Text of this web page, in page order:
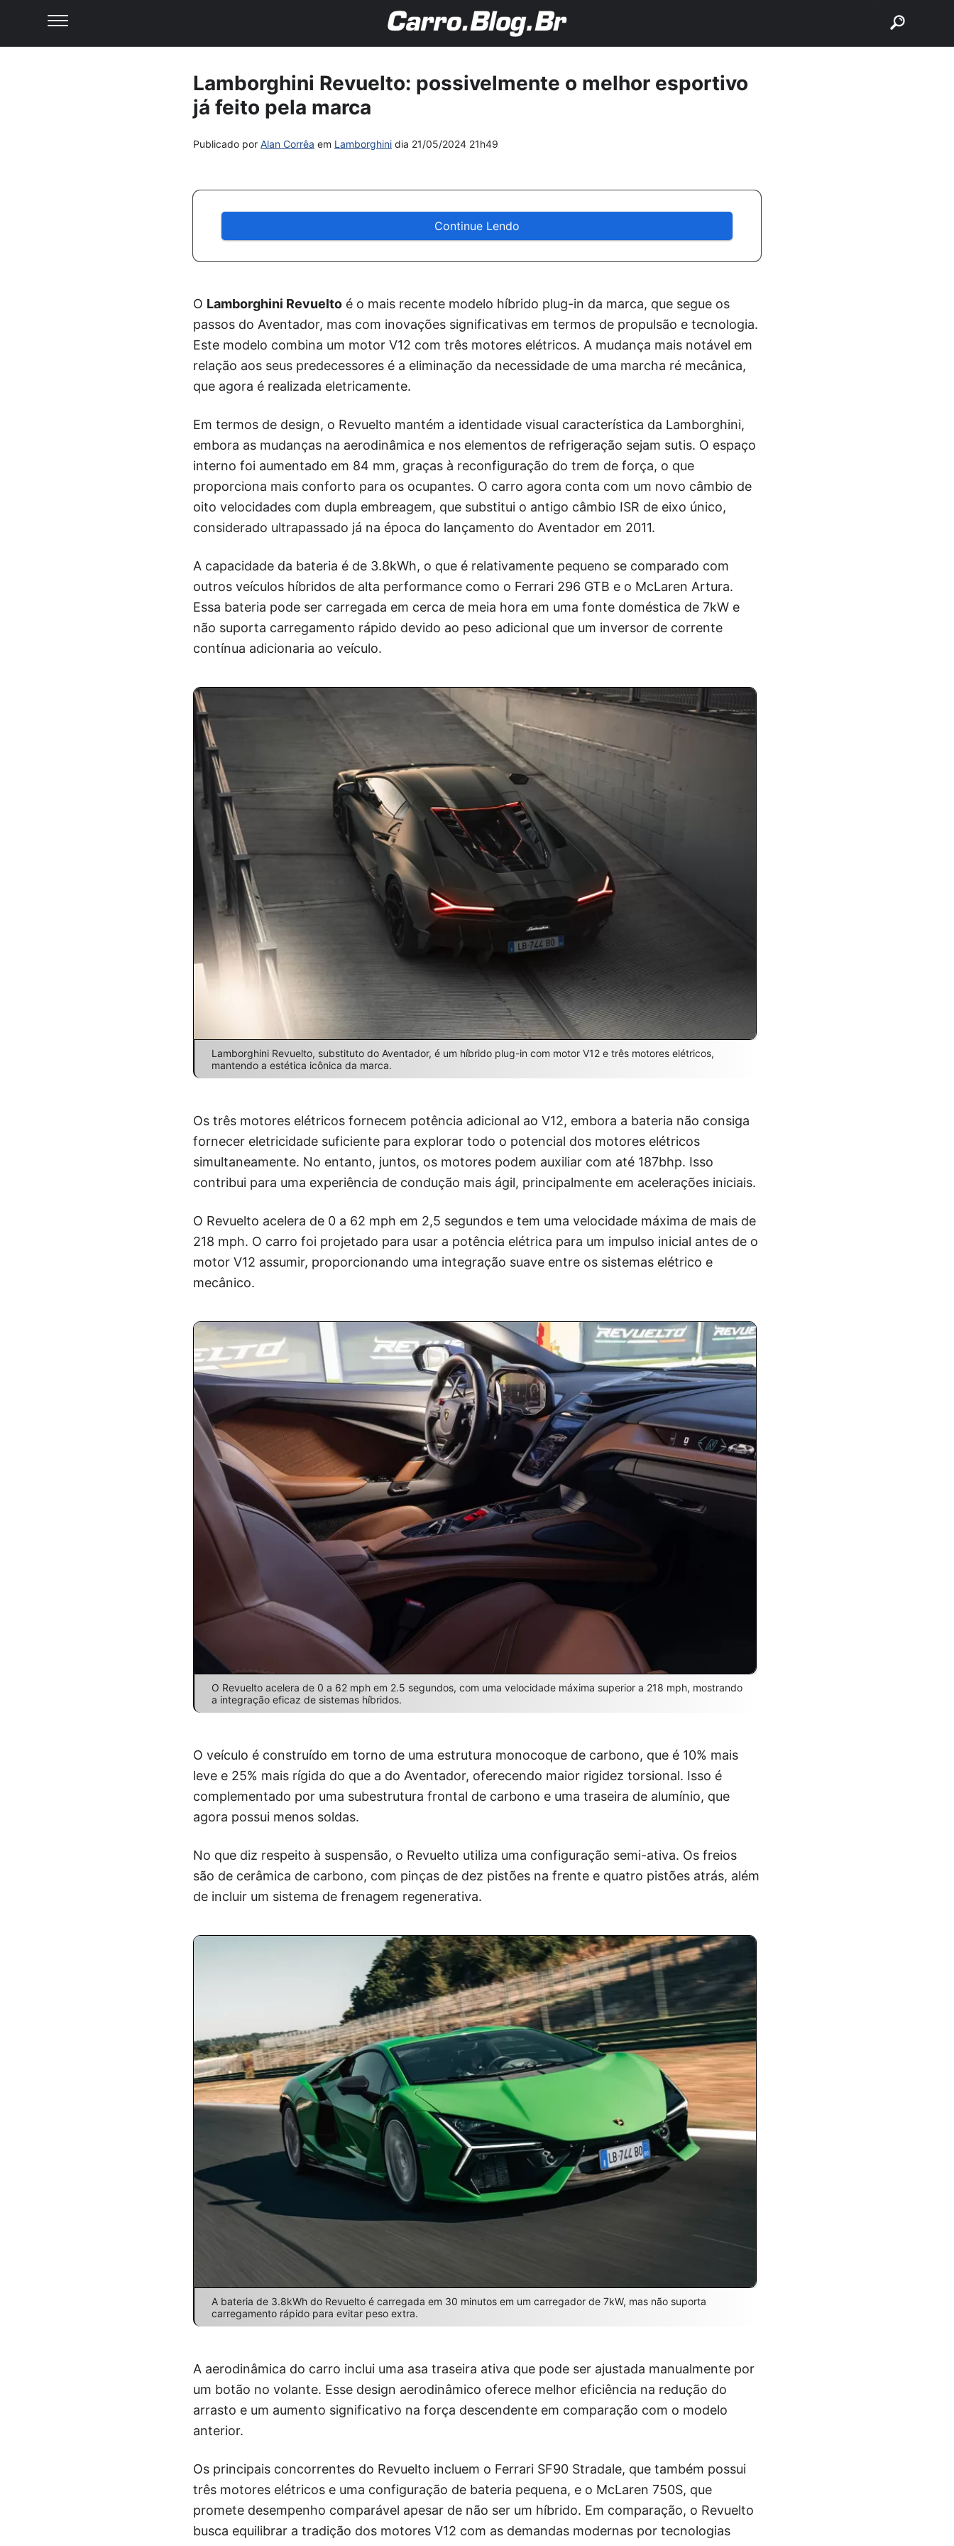
Lamborghini Revuelto: possivelmente o melhor esportivo
já feito pela marca
Publicado por Alan Corrêa em Lamborghini dia 21/05/2024 21h49
Continue Lendo
O Lamborghini Revuelto é o mais recente modelo híbrido plug-in da marca, que segue os
passos do Aventador, mas com inovações significativas em termos de propulsão e tecnologia.
Este modelo combina um motor V12 com três motores elétricos. A mudança mais notável em
relação aos seus predecessores é a eliminação da necessidade de uma marcha ré mecânica,
que agora é realizada eletricamente.
Em termos de design, o Revuelto mantém a identidade visual característica da Lamborghini,
embora as mudanças na aerodinâmica e nos elementos de refrigeração sejam sutis. O espaço
interno foi aumentado em 84 mm, graças à reconfiguração do trem de força, o que
proporciona mais conforto para os ocupantes. O carro agora conta com um novo câmbio de
oito velocidades com dupla embreagem, que substitui o antigo câmbio ISR de eixo único,
considerado ultrapassado já na época do lançamento do Aventador em 2011.
A capacidade da bateria é de 3.8kWh, o que é relativamente pequeno se comparado com
outros veículos híbridos de alta performance como o Ferrari 296 GTB e o McLaren Artura.
Essa bateria pode ser carregada em cerca de meia hora em uma fonte doméstica de 7kW e
não suporta carregamento rápido devido ao peso adicional que um inversor de corrente
contínua adicionaria ao veículo.
Lamborghini Revuelto, substituto do Aventador, é um híbrido plug-in com motor V12 e três motores elétricos,
mantendo a estética icônica da marca.
Os três motores elétricos fornecem potência adicional ao V12, embora a bateria não consiga
fornecer eletricidade suficiente para explorar todo o potencial dos motores elétricos
simultaneamente. No entanto, juntos, os motores podem auxiliar com até 187bhp. Isso
contribui para uma experiência de condução mais ágil, principalmente em acelerações iniciais.
O Revuelto acelera de 0 a 62 mph em 2,5 segundos e tem uma velocidade máxima de mais de
218 mph. O carro foi projetado para usar a potência elétrica para um impulso inicial antes de o
motor V12 assumir, proporcionando uma integração suave entre os sistemas elétrico e
mecânico.
O Revuelto acelera de 0 a 62 mph em 2.5 segundos, com uma velocidade máxima superior a 218 mph, mostrando
a integração eficaz de sistemas híbridos.
O veículo é construído em torno de uma estrutura monocoque de carbono, que é 10% mais
leve e 25% mais rígida do que a do Aventador, oferecendo maior rigidez torsional. Isso é
complementado por uma subestrutura frontal de carbono e uma traseira de alumínio, que
agora possui menos soldas.
No que diz respeito à suspensão, o Revuelto utiliza uma configuração semi-ativa. Os freios
são de cerâmica de carbono, com pinças de dez pistões na frente e quatro pistões atrás, além
de incluir um sistema de frenagem regenerativa.
A bateria de 3.8kWh do Revuelto é carregada em 30 minutos em um carregador de 7kW, mas não suporta
carregamento rápido para evitar peso extra.
A aerodinâmica do carro inclui uma asa traseira ativa que pode ser ajustada manualmente por
um botão no volante. Esse design aerodinâmico oferece melhor eficiência na redução do
arrasto e um aumento significativo na força descendente em comparação com o modelo
anterior.
Os principais concorrentes do Revuelto incluem o Ferrari SF90 Stradale, que também possui
três motores elétricos e uma configuração de bateria pequena, e o McLaren 750S, que
promete desempenho comparável apesar de não ser um híbrido. Em comparação, o Revuelto
busca equilibrar a tradição dos motores V12 com as demandas modernas por tecnologias